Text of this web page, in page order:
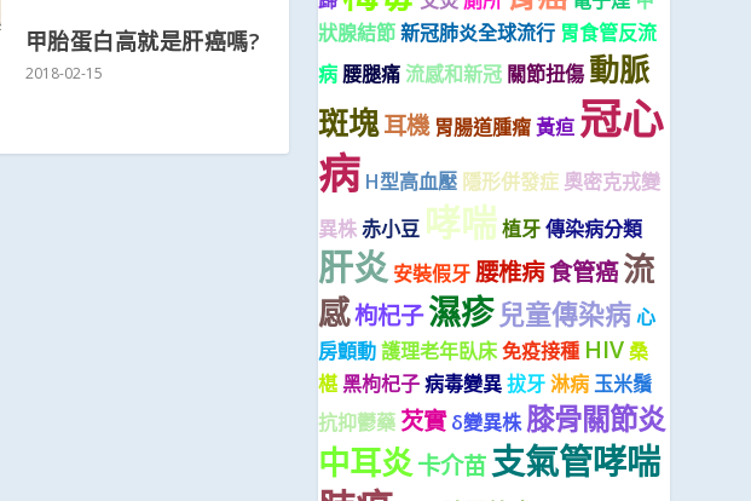
甲胎蛋白高就是肝癌嗎?
2018-02-15
狀腺結節新冠肺炎全球流行 胃食管反流
病腰腿痛 流感和新冠 關節扭傷 動脈
斑塊耳機 胃腸道腫瘤黃疸 冠心
病 H型高血壓 隱形併發症 奧密克戎變
異株赤小豆 哮喘植牙傳染病分類
肝炎 安裝假牙腰椎病食管癌流
感枸杞子濕疹 兒童傳染病心
房顫動護理老年臥床免疫接種 HIV桑
椹黑枸杞子病毒變異拔牙淋病玉米鬚
抗抑鬱藥 芡實 δ變異株 膝骨關節炎
中耳炎卡介苗支氣管哮喘